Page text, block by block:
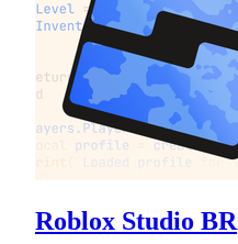
Roblox Studio BR